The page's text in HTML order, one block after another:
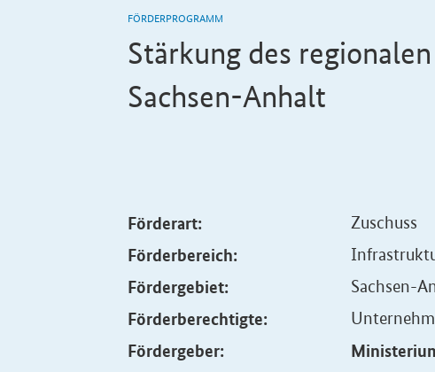
FÖRDERPROGRAMM
Stärkung des
Sachsen-Anhalt
Förderart: Zuschuss
Förderbereich:
Fördergebiet: Sachsen-
Förderberechtigte:
Fördergeber: